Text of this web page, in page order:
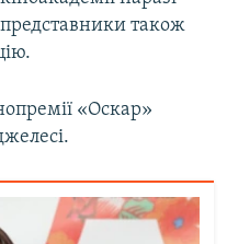
представники також
«Оскар»